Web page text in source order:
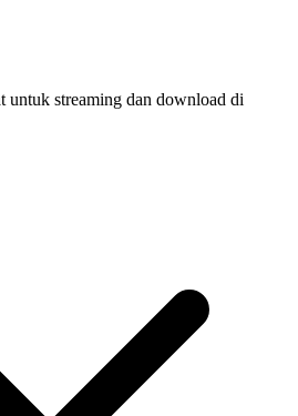
untuk streaming dan download di